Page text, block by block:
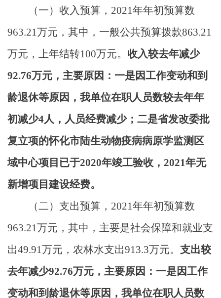
（一）收入预算， 2021年年初预算数
963.21万元，其中，一般公共预算拨款863.21
万元，上年结转100万元。 收入较去年减少
92.76万元，主要原因：一是因工作变动和到
龄退休等原因，我单位在职人员数较去年年
初减少4 人，人员经费减少；二是省发改委批
复立项的怀化市陆生动物疫病病原学监测区
域中心项目已于2020年竣工验收， 2021年无
新增项目建设经费。
（二）支出预算， 2021年年初预算数
963.21万元，其中，主要是社会保障和就业支
出49.91万元，农林水支出913.3万元。 支出较
去年减少92.76万元，主要原因：一是因工作
变动和到龄退休等原因，我单位在职人员数